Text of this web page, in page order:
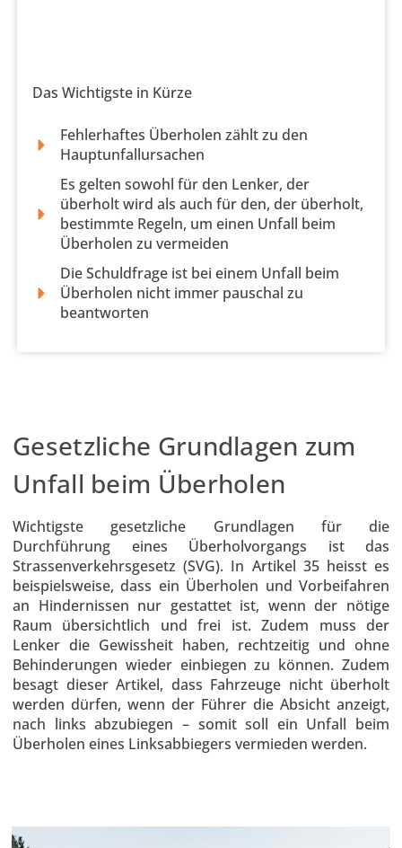
Das Wichtigste in Kürze
Fehlerhaftes Überholen zählt zu den
Hauptunfallursachen
Es gelten sowohl für den Lenker, der
überholt wird als auch für den, der überholt,
bestimmte Regeln, um einen Unfall beim
Überholen zu vermeiden
Die Schuldfrage ist bei einem Unfall beim
Überholen nicht immer pauschal zu
beantworten
Gesetzliche Grundlagen zum
Unfall beim Überholen
Wichtigste gesetzliche Grundlagen für die
Durchführung eines Überholvorgangs ist das
Strassenverkehrsgesetz (SVG). In Artikel 35 heisst es
beispielsweise, dass ein Überholen und Vorbeifahren
an Hindernissen nur gestattet ist, wenn der nötige
Raum übersichtlich und frei ist. Zudem muss der
Lenker die Gewissheit haben, rechtzeitig und ohne
Behinderungen wieder einbiegen zu können. Zudem
besagt dieser Artikel, dass Fahrzeuge nicht überholt
werden dürfen, wenn der Führer die Absicht anzeigt,
nach links abzubiegen – somit soll ein Unfall beim
Überholen eines Linksabbiegers vermieden werden.